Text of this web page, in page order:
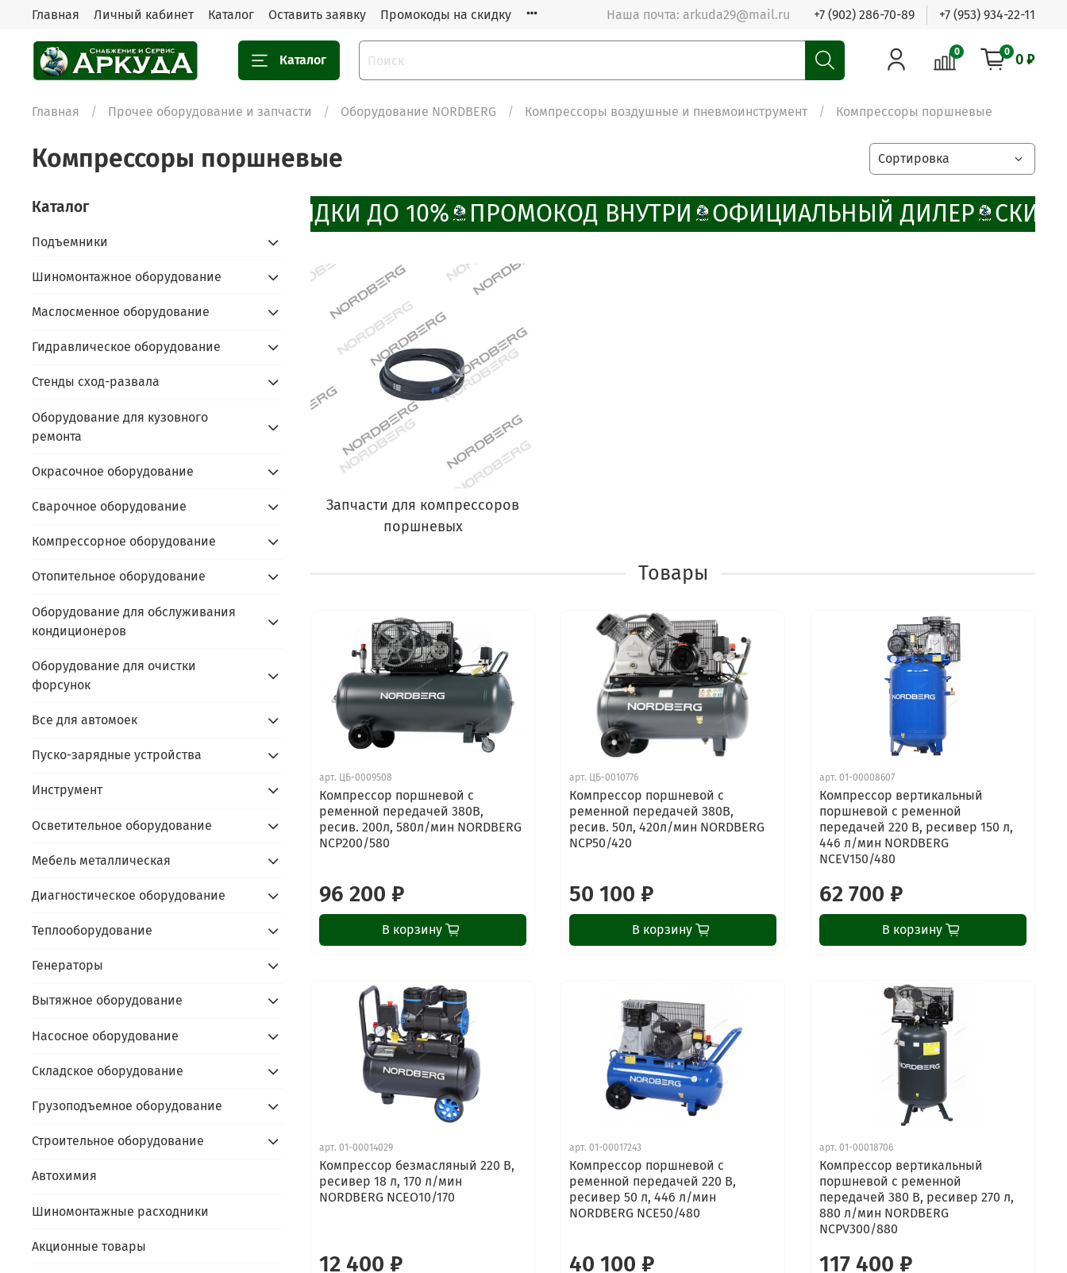
Главная Личный кабинет Каталог Оставить заявку Промокоды на скидку Наша почта: arkuda29@mail.ru +7 (902) 286-70-89 +7 (953) 934-22-11
Каталог
0 0 0 ₽
Главная Прочее оборудование и запчасти Оборудование NORDBERG Компрессоры воздушные и пневмоинструмент Компрессоры поршневые
Компрессоры поршневые
СКИДКИ ДО 10% ПРОМОКОД ВНУТРИ ОФИЦИАЛЬНЫЙ ДИЛЕР
Запчасти для компрессоров
поршневых
Товары
арт. ЦБ-0009508
Компрессор поршневой с
ременной передачей 380В,
ресив. 200л, 580л/мин NORDBERG
NCP200/580
96 200 ₽
В корзину
арт. ЦБ-0010776
Компрессор поршневой с
ременной передачей 380В,
ресив. 50л, 420л/мин NORDBERG
NCP50/420
50 100 ₽
В корзину
арт.01-00008607
Компрессор вертикальный
поршневой с ременной
передачей 220 В, ресивер 150 л,
446 л/мин NORDBERG
NCEV150/480
62 700 ₽
В корзину
арт.01-00014029
Компрессор безмасляный 220 В,
ресивер 18 л, 170 л/мин
NORDBERG NCEO10/170
12 400 ₽
арт.01-00017243
Компрессор поршневой с
ременной передачей 220 В,
ресивер 50 л, 446 л/мин
NORDBERG NCE50/480
40 100 ₽
арт.01-00018706
Компрессор вертикальный
поршневой с ременной
передачей 380 В, ресивер 270 л,
880 л/мин NORDBERG
NCPV300/880
117 400 ₽
Каталог
Подъемники
Шиномонтажное оборудование
Маслосменное оборудование
Гидравлическое оборудование
Стенды сход-развала
Оборудование для кузовного
ремонта
Окрасочное оборудование
Сварочное оборудование
Компрессорное оборудование
Отопительное оборудование
Оборудование для обслуживания
кондиционеров
Оборудование для очистки
форсунок
Все для автомоек
Пуско-зарядные устройства
Инструмент
Осветительное оборудование
Мебель металлическая
Диагностическое оборудование
Теплооборудование
Генераторы
Вытяжное оборудование
Насосное оборудование
Складское оборудование
Грузоподъемное оборудование
Строительное оборудование
Автохимия
Шиномонтажные расходники
Акционные товары